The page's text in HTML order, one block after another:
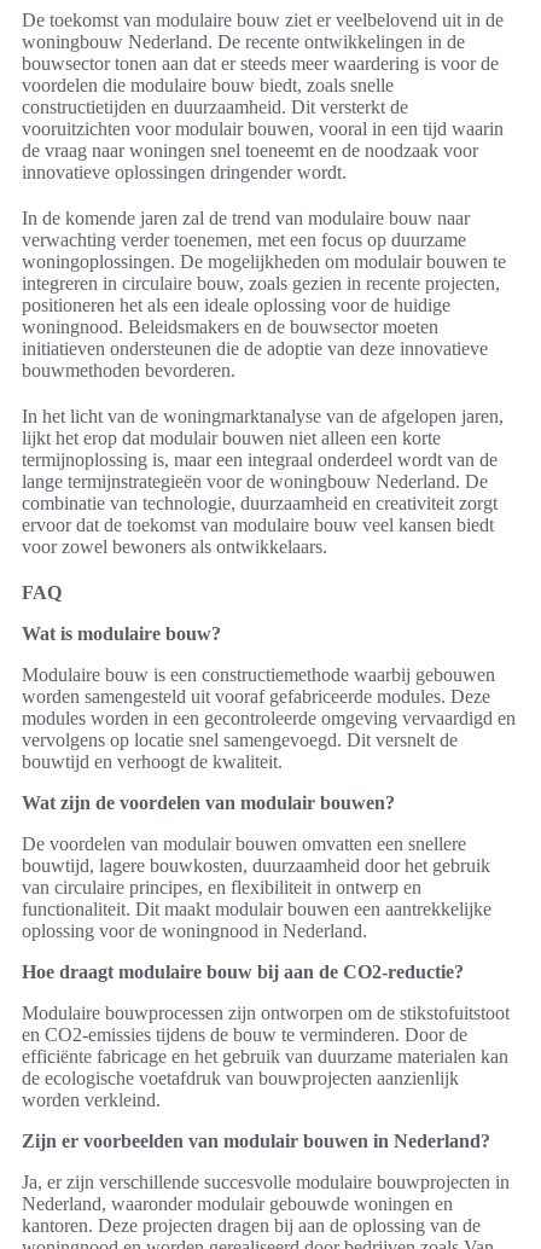
De toekomst van modulaire bouw ziet er veelbelovend uit in de
woningbouw Nederland. De recente ontwikkelingen in de
bouwsector tonen aan dat er steeds meer waardering is voor de
voordelen die modulaire bouw biedt, zoals snelle
constructietijden en duurzaamheid. Dit versterkt de
vooruitzichten voor modulair bouwen, vooral in een tijd waarin
de vraag naar woningen snel toeneemt en de noodzaak voor
innovatieve oplossingen dringender wordt.
In de komende jaren zal de trend van modulaire bouw naar
verwachting verder toenemen, met een focus op duurzame
woningoplossingen. De mogelijkheden om modulair bouwen te
integreren in circulaire bouw, zoals gezien in recente projecten,
positioneren het als een ideale oplossing voor de huidige
woningnood. Beleidsmakers en de bouwsector moeten
initiatieven ondersteunen die de adoptie van deze innovatieve
bouwmethoden bevorderen.
In het licht van de woningmarktanalyse van de afgelopen jaren,
lijkt het erop dat modulair bouwen niet alleen een korte
termijnoplossing is, maar een integraal onderdeel wordt van de
lange termijnstrategieën voor de woningbouw Nederland. De
combinatie van technologie, duurzaamheid en creativiteit zorgt
ervoor dat de toekomst van modulaire bouw veel kansen biedt
voor zowel bewoners als ontwikkelaars.
FAQ
Wat is modulaire bouw?
Modulaire bouw is een constructiemethode waarbij gebouwen
worden samengesteld uit vooraf gefabriceerde modules. Deze
modules worden in een gecontroleerde omgeving vervaardigd en
vervolgens op locatie snel samengevoegd. Dit versnelt de
bouwtijd en verhoogt de kwaliteit.
Wat zijn de voordelen van modulair bouwen?
De voordelen van modulair bouwen omvatten een snellere
bouwtijd, lagere bouwkosten, duurzaamheid door het gebruik
van circulaire principes, en flexibiliteit in ontwerp en
functionaliteit. Dit maakt modulair bouwen een aantrekkelijke
oplossing voor de woningnood in Nederland.
Hoe draagt modulaire bouw bij aan de CO2-reductie?
Modulaire bouwprocessen zijn ontworpen om de stikstofuitstoot
en CO2-emissies tijdens de bouw te verminderen. Door de
efficiënte fabricage en het gebruik van duurzame materialen kan
de ecologische voetafdruk van bouwprojecten aanzienlijk
worden verkleind.
Zijn er voorbeelden van modulair bouwen in Nederland?
Ja, er zijn verschillende succesvolle modulaire bouwprojecten in
Nederland, waaronder modulair gebouwde woningen en
kantoren. Deze projecten dragen bij aan de oplossing van de